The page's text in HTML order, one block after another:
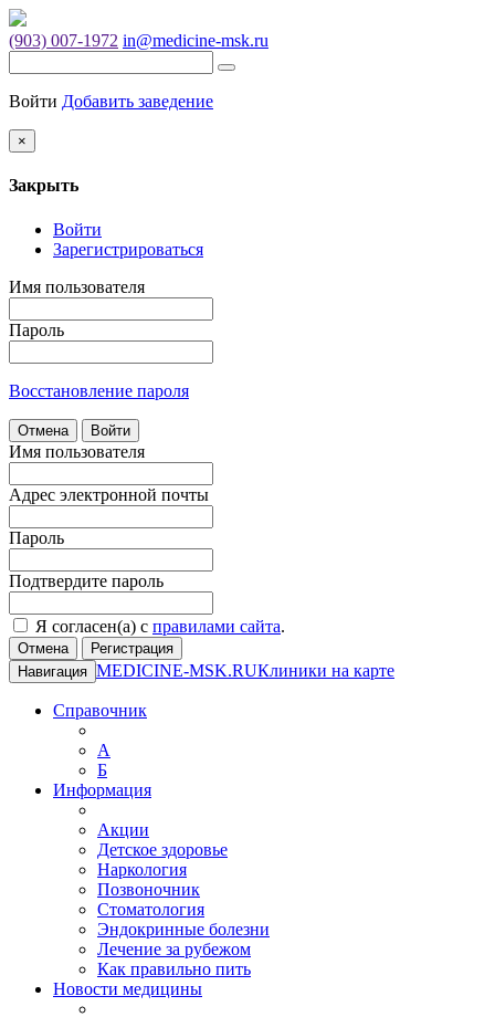
(903) 007-1972 in@medicine-msk.ru
Войти Добавить заведение
×
Закрыть
Войти
Зарегистрироваться
Имя пользователя
Пароль
Восстановление пароля
Отмена Войти
Имя пользователя
Адрес электронной почты
Пароль
Подтвердите пароль
Я согласен(а) с правилами сайта.
Отмена
Регистрация
Навигация MEDICINE-MSK.RUКлиники на карте
Справочник
А
Б
Информация
Акции
Детское здоровье
Наркология
Позвоночник
Стоматология
Эндокринные болезни
Лечение за рубежом
Как правильно пить
Новости медицины